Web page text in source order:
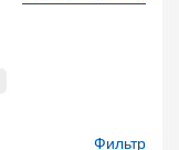
Фильтр